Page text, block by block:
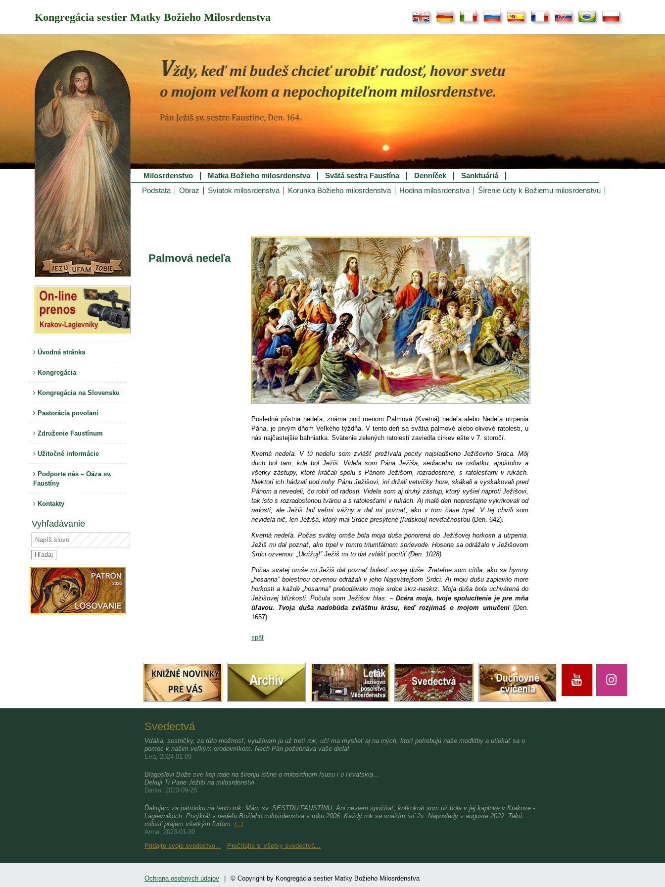
Kongregácia sestier Matky Božieho Milosrdenstva
Úvodná stránka
Kongregácia
Kongregácia na Slovensku
Pastorácia povolaní
Združenie Faustínum
Užitočné informácie
Podporte nás – Oáza sv.
Faustíny
Kontakty
Vyhľadávanie
Milosrdenstvo Matka Božieho milosrdenstva Svätá sestra Faustína Denníček
Sanktuáriá
Podstata
Obraz Sviatok milosrdenstva Korunka Božieho milosrdenstva Hodina milosrdenstva Šírenie úcty k Božiemu milosrdenstvu
Palmová nedeľa
Posledná pôstna nedeľa, známa pod menom Palmová (Kvetná) nedeľa alebo Nedeľa utrpenia
Pána, je prvým dňom Veľkého týždňa. V tento deň sa svätia palmové alebo olivové ratolesti, u
nás najčastejšie bahniatka. Svätenie zelených ratolestí zaviedla cirkev ešte v 7. storočí.
Kvetná nedeľa. V tú nedeľu som zvlášť prežívala pocity najsladšieho Ježišovho Srdca. Môj
duch bol tam, kde bol Ježiš. Videla som Pána Ježiša, sediaceho na osliatku, apoštolov a
všetky zástupy, ktoré kráčali spolu s Pánom Ježišom, rozradostené, s ratolesťami v rukách.
Niektorí ich hádzali pod nohy Pánu Ježišovi, iní držali vetvičky hore, skákali a vyskakovali pred
Pánom a nevedeli, čo robiť od radosti. Videla som aj druhý zástup, ktorý vyšiel naproti Ježišovi,
tak isto s rozradostenou tvárou a s ratolesťami v rukách. Aj malé deti neprestajne vykrikovali od
radosti, ale Ježiš bol veľmi vážny a dal mi poznať, ako v tom čase trpel. V tej chvíli som
nevidela nič, len Ježiša, ktorý mal Srdce presýtené [ľudskou] nevďačnosťou (Den. 642).
Kvetná nedeľa. Počas svätej omše bola moja duša ponorená do Ježišovej horkosti a utrpenia.
Ježiš mi dal poznať, ako trpel v tomto triumfálnom sprievode. Hosana sa odrážalo v Ježišovom
Srdci ozvenou: „Ukrižuj!” Ježiš mi to dal zvlášť pocítiť (Den. 1028).
Počas svätej omše mi Ježiš dal poznať bolesť svojej duše. Zreteľne som cítila, ako sa hymny
„hosanna” bolestnou ozvenou odrážali v jeho Najsvätejšom Srdci. Aj moju dušu zaplavilo more
horkosti a každé „hosanna” prebodávalo moje srdce skrz-naskrz. Moja duša bola uchvátená do
Ježišovej blízkosti. Počula som Ježišov hlas: – Dcéra moja, tvoje spolucítenie je pre mňa
úľavou. Tvoja duša nadobúda zvláštnu krásu, keď rozjímaš o mojom umučení (Den.
1657).
späť
Svedectvá
Vďaka, sestričky, za túto možnosť, využívam ju už tretí rok, učí ma myslieť aj na iných, ktorí potrebujú naše modlitby a utiekať sa o
pomoc k našim veľkým orodovníkom. Nech Pán požehnáva vaše diela!
Eva, 2024-01-09
Blagoslovi Bože sve koji rade na širenju istine o milosrdnom Isusu i u Hrvatskoj...
Dekuji Ti Pane Ježiši na milosrdenstvi
Darko, 2023-09-28
Ďakujem za patrónku na tento rok. Mám sv. SESTRU FAUSTÍNU. Ani neviem spočítať, koľkokrát som už bola v jej kaplnke v Krakove -
Lagievnikoch. Prvýkrát v nedeľu Božieho milosrdenstva v roku 2006. Každý rok sa snažím ísť 2x. Naposledy v auguste 2022. Takú
milosť prajem všetkým ľuďom. (...)
Anna, 2023-01-30
Pridajte svoje svedectvo...
Prečítajte si všetky svedectvá...
Ochrana osobných údajov | © Copyright by Kongregácia sestier Matky Božieho Milosrdenstva